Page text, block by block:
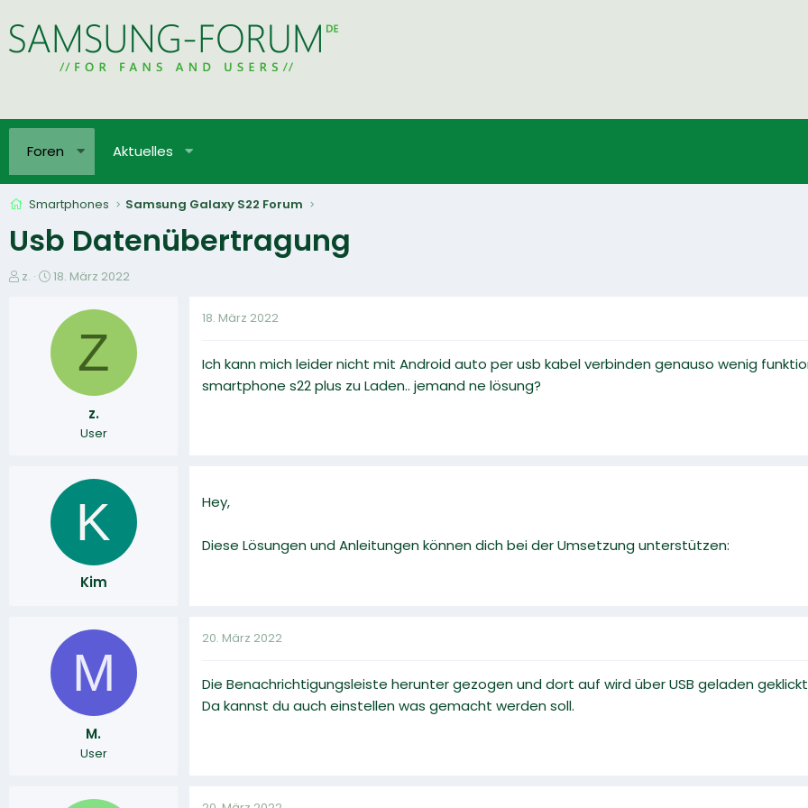
Foren Aktuelles
Smartphones Samsung Galaxy S22 Forum
Usb Datenübertragung
E
z.
E
t
l
18. März 2022
Z
z.
User
18. März 2022
Ich kann mich leider nicht mit Android auto per usb kabel verbinden genauso wenig
smartphone s22 plus zu Laden.. jemand ne lösung?
K
Kim
Hey,
Diese Lösungen und Anleitungen können dich bei der Umsetzung unterstützen:
M
M.
User
20. März 2022
Die Benachrichtigungsleiste herunter gezogen und dort auf wird über USB geladen
Da kannst du auch einstellen was gemacht werden soll.